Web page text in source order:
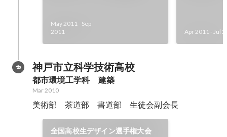
May 2011 - Sep
2011
Apr 2011 -Jul
神戸市立科学技術高校
都市環境工学科　建築
Mar 2010
美術部　茶道部　書道部　生徒会副会長
全国高校生デザイン選手権大会